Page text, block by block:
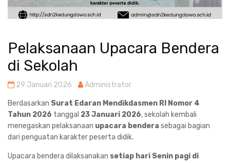
Pelaksanaan Upacara Bendera
di Sekolah
29 Januari 2026 Administrator
Berdasarkan Surat Edaran Mendikdasmen RI Nomor 4
Tahun 2026 tanggal 23 Januari 2026, sekolah kembali
menegaskan pelaksanaan upacara bendera sebagai bagian
dari penguatan karakter peserta didik.
Upacara bendera dilaksanakan setiap hari Senin pagi di